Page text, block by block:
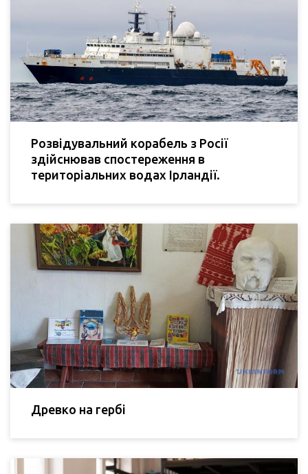
Розвідувальний корабель з Росії
здійснював спостереження в
територіальних водах Ірландії.
Древко на гербі